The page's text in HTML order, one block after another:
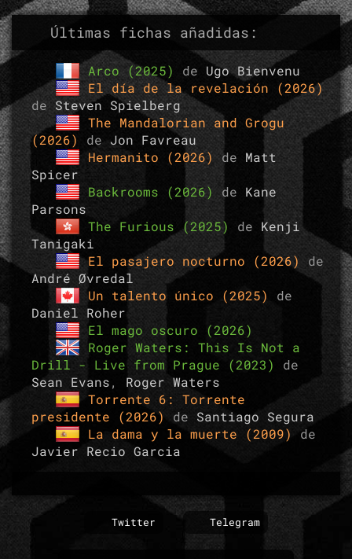
Últimas fichas añadidas:
Arco (2025) de Ugo Bienvenu
El día de la revelación (2026)
deSteven Spielberg
The Mandalorian and Grogu
(2026) de Jon Favreau
Hermanito (2026)de Matt
Spicer
Backrooms (2026) de Kane
Parsons
The Furious (2025) de Kenji
Tanigaki
El pasajero nocturno (2026) de
André Øvredal
Un talento único (2025) de
Daniel Roher
El mago oscuro (2026)
Roger Waters: This Is Not a
Drill - Live from Prague (2023) de
Sean Evans, Roger Waters
Torrente 6: Torrente
presidente (2026) de Santiago Segura
La dama y la muerte (2009) de
Javier Recio Garcia
Twitter Telegram